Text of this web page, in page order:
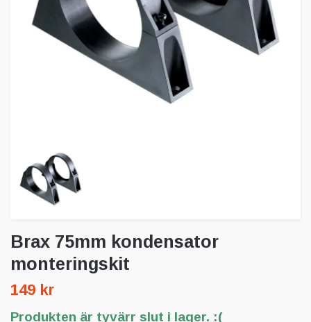
Brax 75mm kondensator
monteringskit
149 kr
Produkten är tyvärr slut i lager. :(